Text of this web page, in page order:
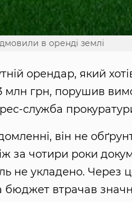
в оренді землі
орендар, який
млн грн, порушив
служба прокуратури
він не
за чотири роки
не укладено. Через
бюджет втрачав